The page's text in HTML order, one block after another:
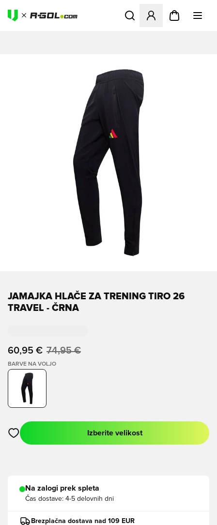
Odpre Modal za prijavo ali
JAMAJKA HLAČE ZA TRENING TIRO 26
TRAVEL - ČRNA
60,95 € 74,95 €
BARVE NA VOLJO
Odpre Modal za prijavo ali vpis kot član
Izberite velikost
Na zalogi prek spleta
Čas dostave: 4-5 delovnih dni
Brezplačna dostava nad 109 EUR